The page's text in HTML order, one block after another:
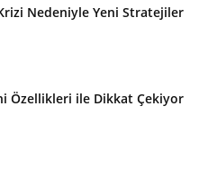
Nedeniyle Yeni Stratejiler
Özellikleri ile Dikkat Çekiyor